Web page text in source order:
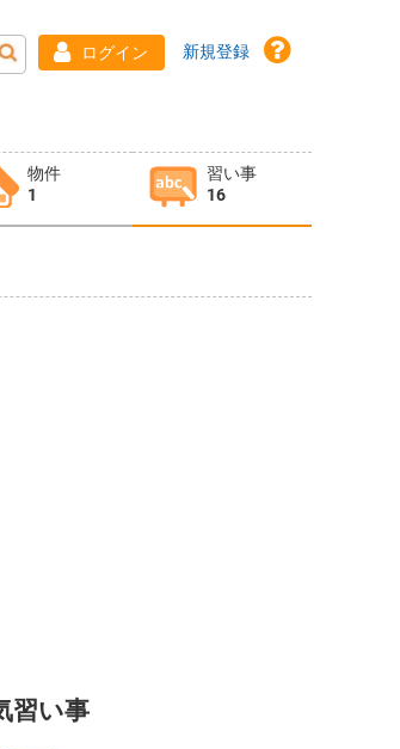
ログイン 新規登録
物件
1
習い事
16
習い事